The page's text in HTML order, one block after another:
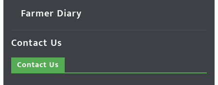
Farmer Diary
Contact Us
Contact Us